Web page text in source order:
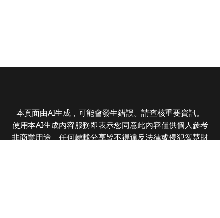
本頁面由AI生成，可能會發生錯誤。請查核重要資訊。
使用本AI生成內容服務即表示您同意此內容僅供個人參考
非商業用途，任何轉載分享皆不得違反法律或侵犯智慧財